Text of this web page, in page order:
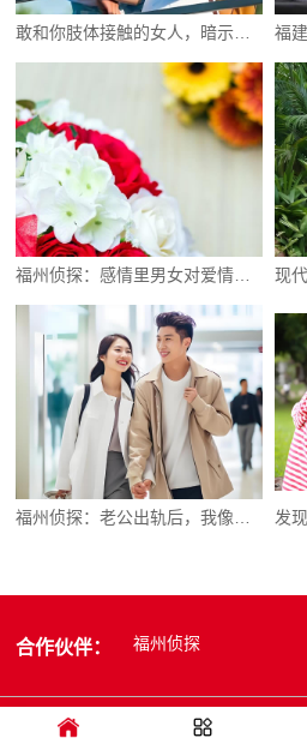
福州侦探：老公出轨后，我像个疯子般折磨自己
合作伙伴： 福州侦探